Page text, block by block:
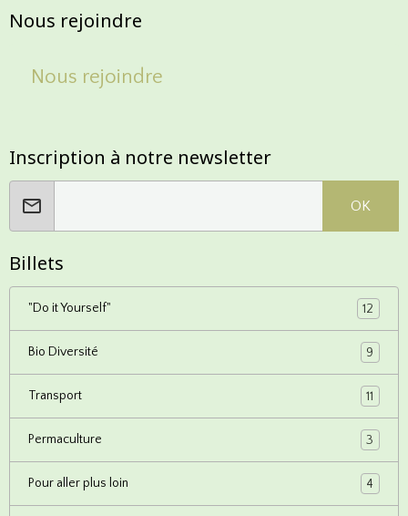
Nous rejoindre
Nous rejoindre
Inscription à notre newsletter
OK
Billets
"Do it Yourself" 12
Bio Diversité 9
Transport 11
Permaculture 3
Pour aller plus loin 4